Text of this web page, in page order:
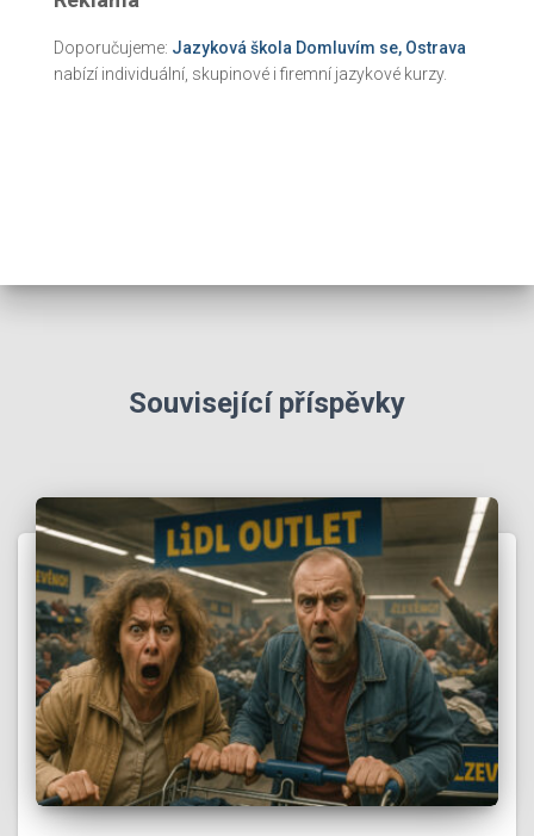
Doporučujeme: Jazyková škola Domluvím se, Ostrava
nabízí individuální, skupinové i firemní jazykové kurzy.
Související příspěvky